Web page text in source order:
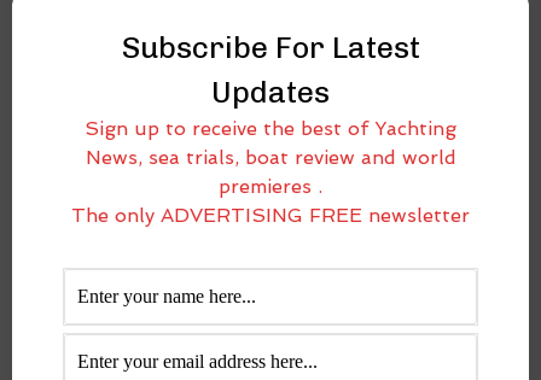
¡EMILIANO GABRIELLI ESTÁ DE VUELTA! CADA 15
DÍAS UN NUEVO ARTÍCULO SOBRE LA PESCA
toda la vida por el mundo de la pesca, vuelve a la gran familia de The
International Yachting Media, retomando la actividad donde la dejó,
Subscribe For Latest
Updates
Sign up to receive the best of Yachting
News, sea trials, boat review and world
premieres .
The only ADVERTISING FREE newsletter